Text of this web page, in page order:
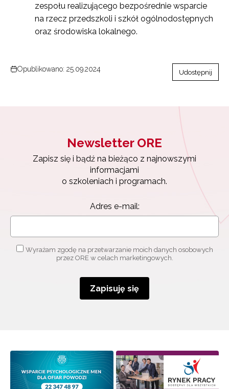
zespołu realizującego bezpośrednie wsparcie
na rzecz przedszkoli i szkół ogólnodostępnych
oraz środowiska lokalnego.
Opublikowano: 25.09.2024 Udostępnij
Newsletter ORE
Zapisz się i bądź na bieżąco z najnowszymi
informacjami
o szkoleniach i programach.
Adres e-mail:
Wyrażam zgodę na przetwarzanie moich danych osobowych
przez ORE w celach marketingowych.
Zapisuję się